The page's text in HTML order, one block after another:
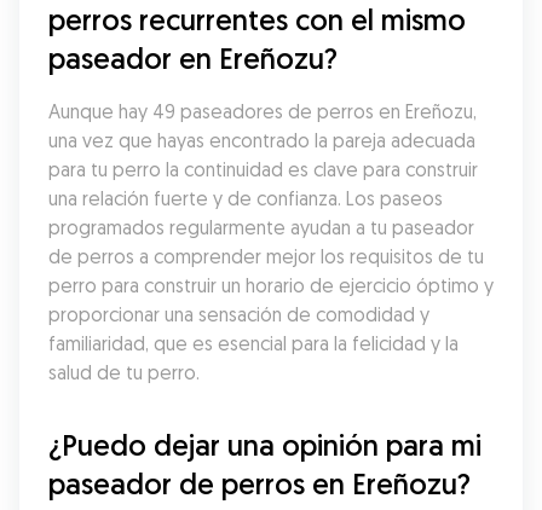
perros recurrentes con el mismo
paseador en Ereñozu?
Aunque hay 49 paseadores de perros en Ereñozu,
una vez que hayas encontrado la pareja adecuada
para tu perro la continuidad es clave para construir
una relación fuerte y de confianza. Los paseos
programados regularmente ayudan a tu paseador
de perros a comprender mejor los requisitos de tu
perro para construir un horario de ejercicio óptimo y
proporcionar una sensación de comodidad y
familiaridad, que es esencial para la felicidad y la
salud de tu perro.
¿Puedo dejar una opinión para mi
paseador de perros en Ereñozu?